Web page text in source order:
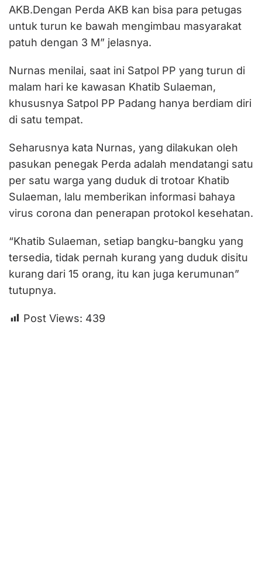
AKB.Dengan Perda AKB kan bisa para petugas
untuk turun ke bawah mengimbau masyarakat
patuh dengan 3 M” jelasnya.
Nurnas menilai, saat ini Satpol PP yang turun di
malam hari ke kawasan Khatib Sulaeman,
khususnya Satpol PP Padang hanya berdiam diri
di satu tempat.
Seharusnya kata Nurnas, yang dilakukan oleh
pasukan penegak Perda adalah mendatangi satu
per satu warga yang duduk di trotoar Khatib
Sulaeman, lalu memberikan informasi bahaya
virus corona dan penerapan protokol kesehatan.
“Khatib Sulaeman, setiap bangku-bangku yang
tersedia, tidak pernah kurang yang duduk disitu
kurang dari 15 orang, itu kan juga kerumunan”
tutupnya.
Post Views: 439